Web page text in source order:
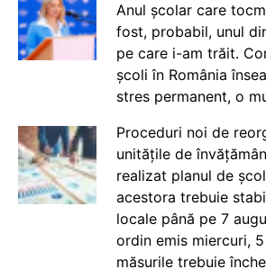
Anul școlar care
fost, probabil, unul
pe care i-am trăit.
școli în România
stres permanent, o
Proceduri noi de
unitățile de
realizat planul de
acestora trebuie
locale până pe 7
ordin emis miercuri,
măsurile trebuie